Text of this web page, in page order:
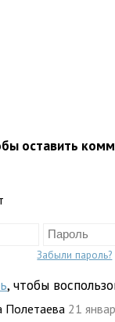
оставить
Забыли пароль?
, чтобы
Полетаева 21